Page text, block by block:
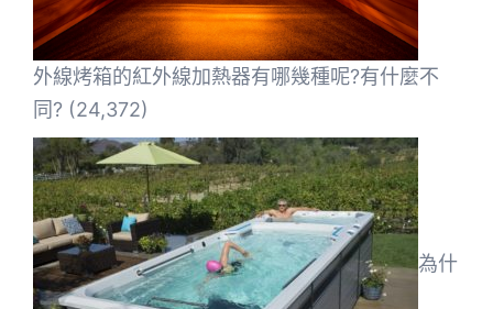
外線烤箱的紅外線加熱器有哪幾種呢?有什麼不
同? (24,372)
為什